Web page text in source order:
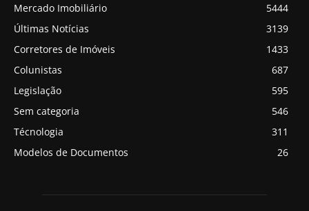
Mercado Imobiliário
5444
Últimas Notícias
3139
Corretores de Imóveis
1433
Colunistas
687
Legislação
595
Sem categoria
546
Técnologia
311
Modelos de Documentos
26